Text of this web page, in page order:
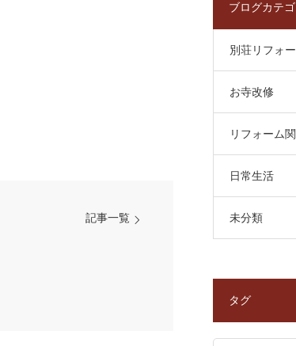
記事一覧
ブログカテ
別荘リフォ
お寺改修
リフォーム
日常生活
未分類
タグ